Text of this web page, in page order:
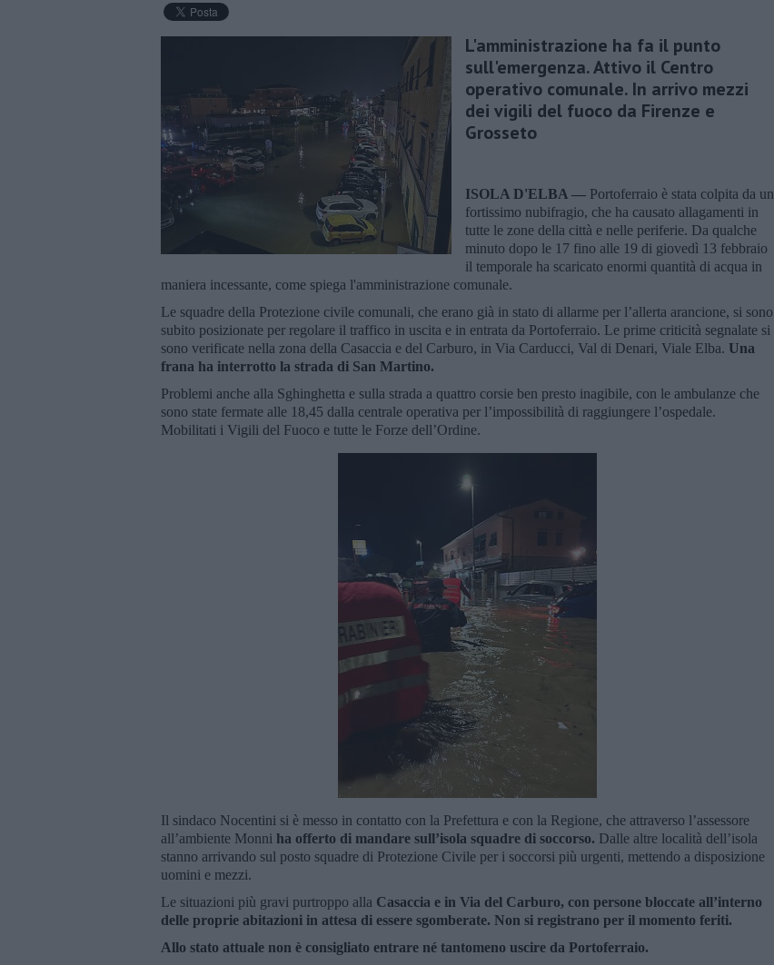
L'amministrazione ha fa il punto
sull'emergenza. Attivo il Centro
operativo comunale. In arrivo mezzi
dei vigili del fuoco da Firenze e
Grosseto
ISOLA D'ELBA — Portoferraio è stata colpita da un
fortissimo nubifragio, che ha causato allagamenti in
tutte le zone della città e nelle periferie. Da qualche
minuto dopo le 17 fino alle 19 di giovedì 13 febbraio
il temporale ha scaricato enormi quantità di acqua in
maniera incessante, come spiega l'amministrazione comunale.
Le squadre della Protezione civile comunali, che erano già in stato di allarme per l’allerta arancione, si sono
subito posizionate per regolare il traffico in uscita e in entrata da Portoferraio. Le prime criticità segnalate si
sono verificate nella zona della Casaccia e del Carburo, in Via Carducci, Val di Denari, Viale Elba. Una
frana ha interrotto la strada di San Martino.
Problemi anche alla Sghinghetta e sulla strada a quattro corsie ben presto inagibile, con le ambulanze che
sono state fermate alle 18,45 dalla centrale operativa per l’impossibilità di raggiungere l’ospedale.
Mobilitati i Vigili del Fuoco e tutte le Forze dell’Ordine.
Il sindaco Nocentini si è messo in contatto con la Prefettura e con la Regione, che attraverso l’assessore
all’ambiente Monni ha offerto di mandare sull’isola squadre di soccorso. Dalle altre località dell’isola
stanno arrivando sul posto squadre di Protezione Civile per i soccorsi più urgenti, mettendo a disposizione
uomini e mezzi.
Le situazioni più gravi purtroppo alla Casaccia e in Via del Carburo, con persone bloccate all’interno
delle proprie abitazioni in attesa di essere sgomberate. Non si registrano per il momento feriti.
Allo stato attuale non è consigliato entrare né tantomeno uscire da Portoferraio.